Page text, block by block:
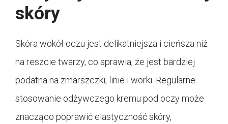
skóry
Skóra wokół oczu jest delikatniejsza i cieńsza niż
na reszcie twarzy, co sprawia, że jest bardziej
podatna na zmarszczki, linie i worki. Regularne
stosowanie odżywczego kremu pod oczy może
znacząco poprawić elastyczność skóry,